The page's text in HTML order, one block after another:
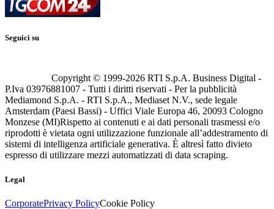
Seguici su
Copyright © 1999-2026 RTI S.p.A. Business Digital -
P.Iva 03976881007 - Tutti i diritti riservati - Per la pubblicità
Mediamond S.p.A. - RTI S.p.A., Mediaset N.V., sede legale
Amsterdam (Paesi Bassi) - Uffici Viale Europa 46, 20093 Cologno
Monzese (MI)Rispetto ai contenuti e ai dati personali trasmessi e/o
riprodotti è vietata ogni utilizzazione funzionale all’addestramento di
sistemi di intelligenza artificiale generativa. È altresì fatto divieto
espresso di utilizzare mezzi automatizzati di data scraping.
Legal
CorporatePrivacy PolicyCookie Policy